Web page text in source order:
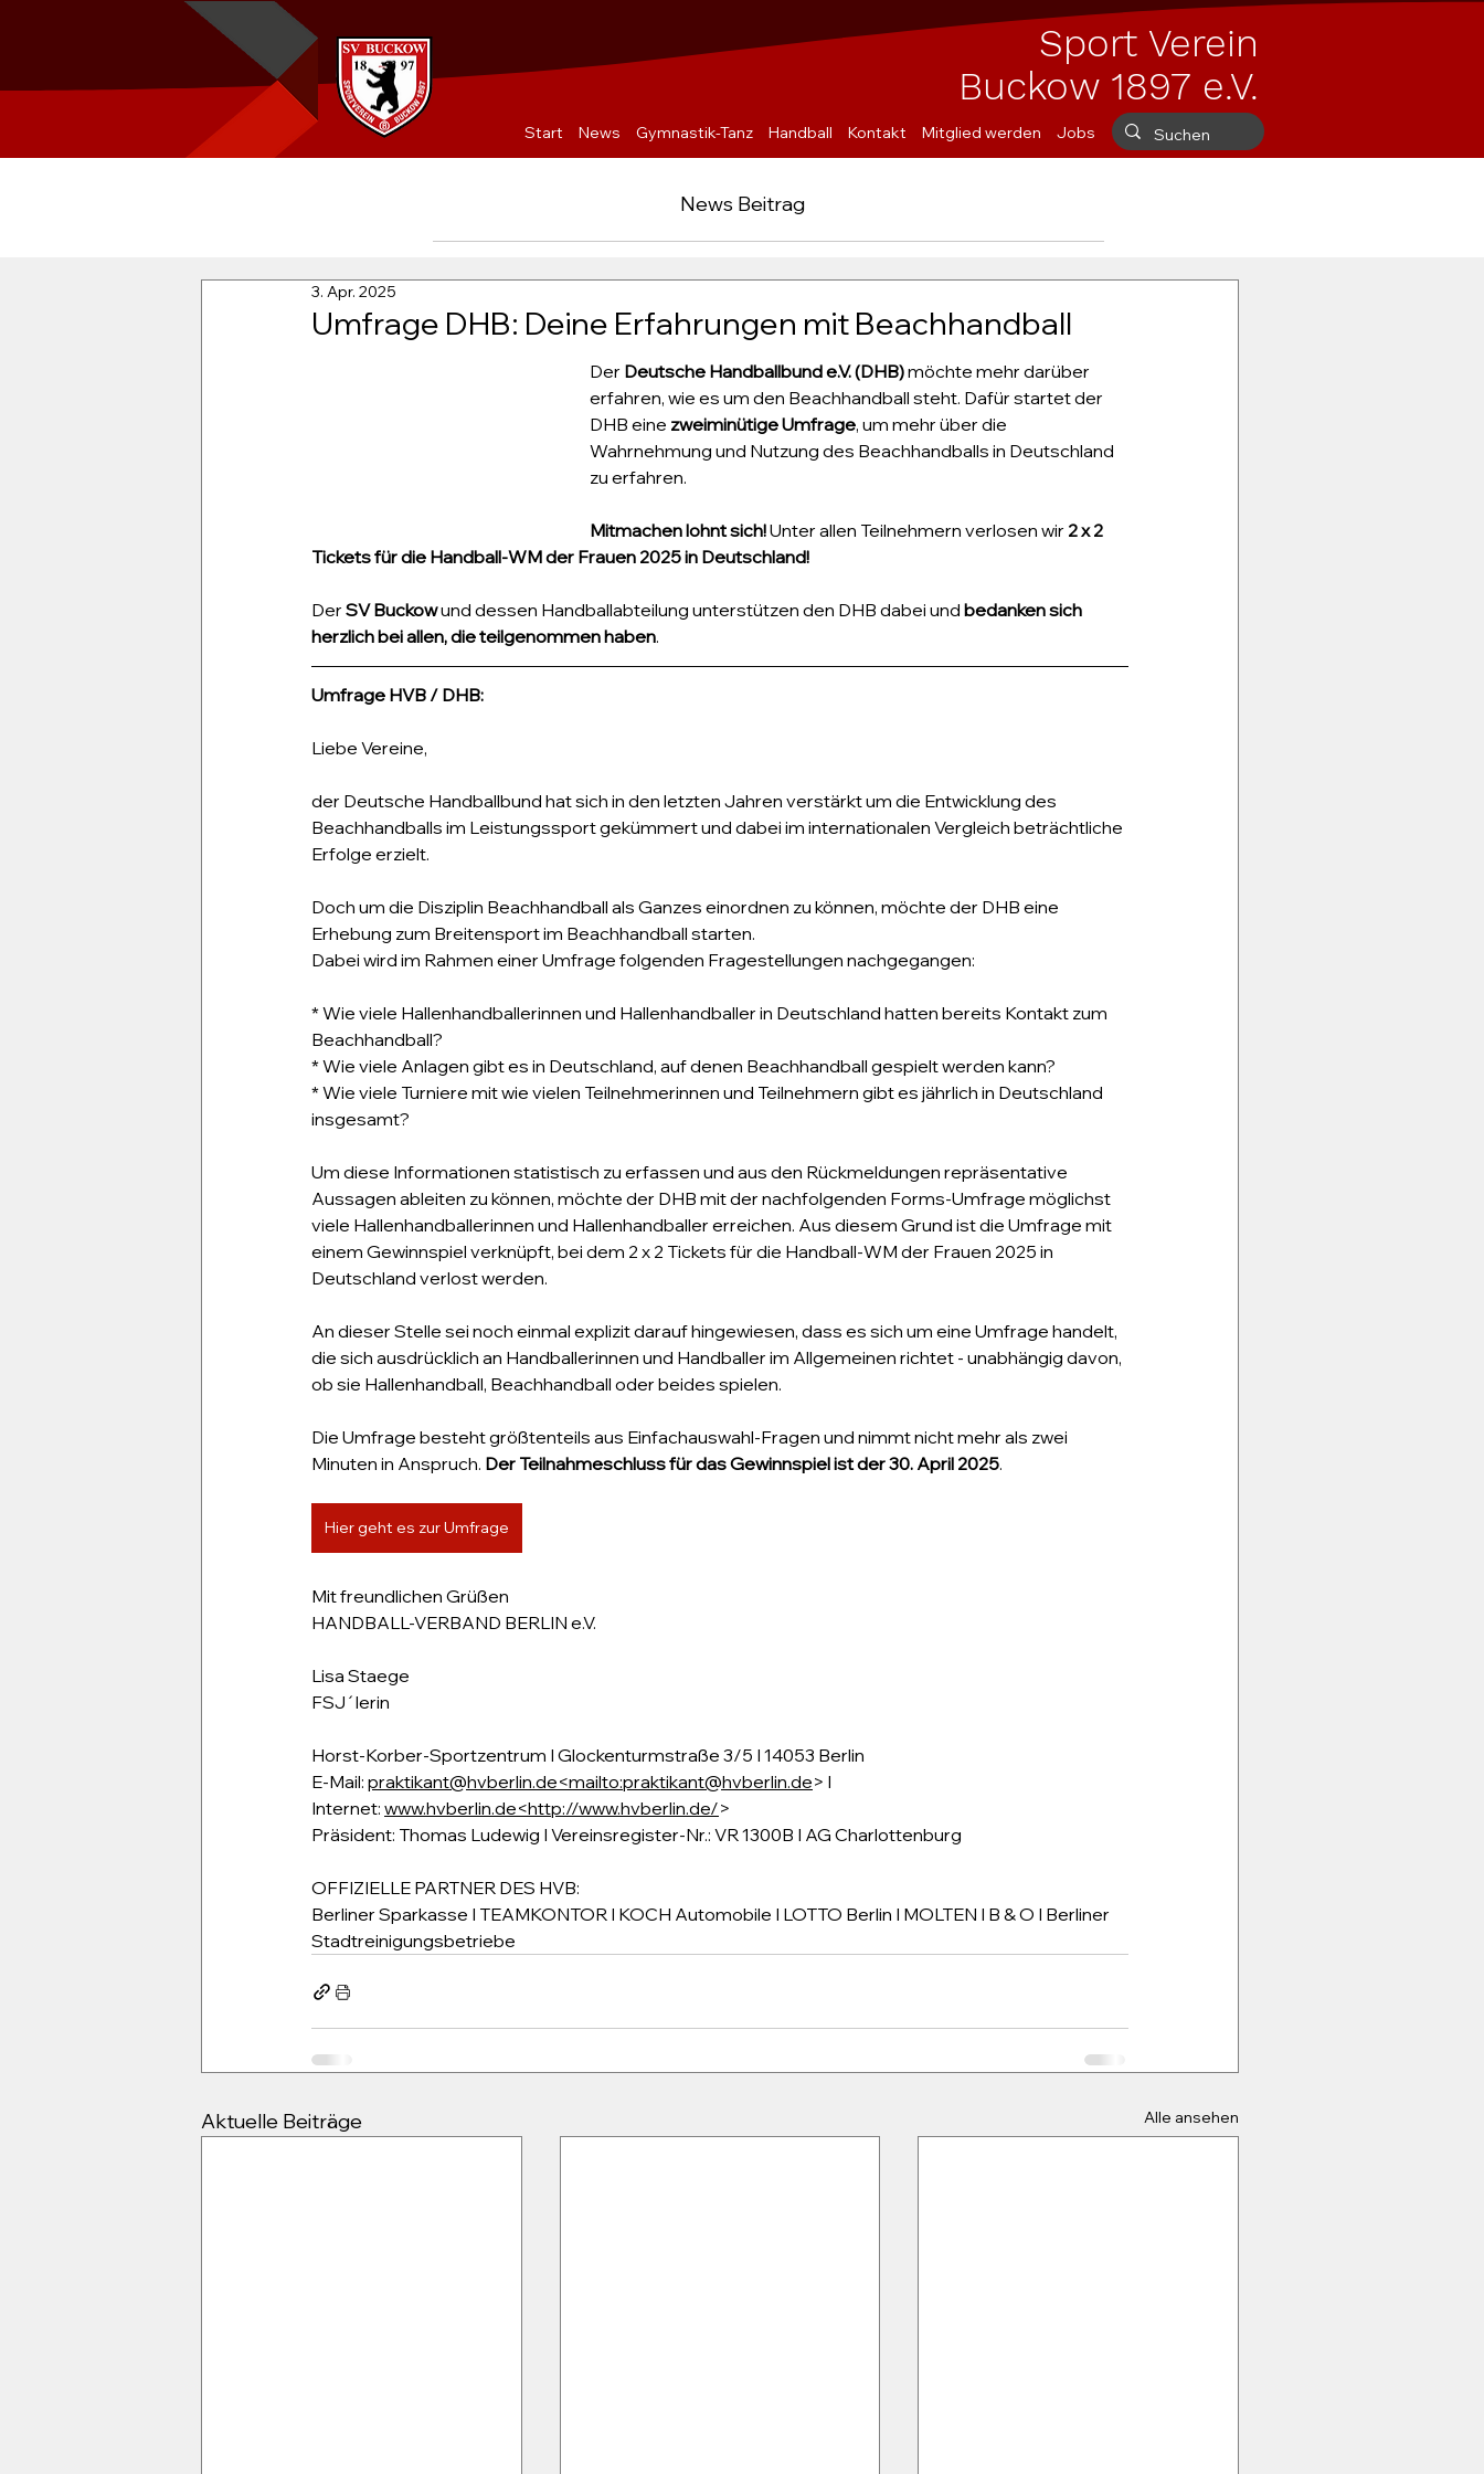
Sport Verein
Buckow 1897 e.V.
Start News Gymnastik-Tanz Handball Kontakt Mitglied werden Jobs
News Beitrag
Umfrage DHB: Deine Erfahrungen mit Beachhandball
3. Apr. 2025
Der Deutsche Handballbund e.V. (DHB) möchte mehr darüber
erfahren, wie es um den Beachhandball steht. Dafür startet der
DHB eine zweiminütige Umfrage, um mehr über die
Wahrnehmung und Nutzung des Beachhandballs in Deutschland
zu erfahren.
Mitmachen lohnt sich! Unter allen Teilnehmern verlosen wir 2 x 2
Tickets für die Handball-WM der Frauen 2025 in Deutschland!
Der SV Buckow und dessen Handballabteilung unterstützen den DHB dabei und bedanken sich
herzlich bei allen, die teilgenommen haben.
Umfrage HVB / DHB:
Liebe Vereine,
der Deutsche Handballbund hat sich in den letzten Jahren verstärkt um die Entwicklung des
Beachhandballs im Leistungssport gekümmert und dabei im internationalen Vergleich beträchtliche
Erfolge erzielt.
Doch um die Disziplin Beachhandball als Ganzes einordnen zu können, möchte der DHB eine
Erhebung zum Breitensport im Beachhandball starten.
Dabei wird im Rahmen einer Umfrage folgenden Fragestellungen nachgegangen:
* Wie viele Hallenhandballerinnen und Hallenhandballer in Deutschland hatten bereits Kontakt zum
Beachhandball?
* Wie viele Anlagen gibt es in Deutschland, auf denen Beachhandball gespielt werden kann?
* Wie viele Turniere mit wie vielen Teilnehmerinnen und Teilnehmern gibt es jährlich in Deutschland
insgesamt?
Um diese Informationen statistisch zu erfassen und aus den Rückmeldungen repräsentative
Aussagen ableiten zu können, möchte der DHB mit der nachfolgenden Forms-Umfrage möglichst
viele Hallenhandballerinnen und Hallenhandballer erreichen. Aus diesem Grund ist die Umfrage mit
einem Gewinnspiel verknüpft, bei dem 2 x 2 Tickets für die Handball-WM der Frauen 2025 in
Deutschland verlost werden.
An dieser Stelle sei noch einmal explizit darauf hingewiesen, dass es sich um eine Umfrage handelt,
die sich ausdrücklich an Handballerinnen und Handballer im Allgemeinen richtet - unabhängig davon,
ob sie Hallenhandball, Beachhandball oder beides spielen.
Die Umfrage besteht größtenteils aus Einfachauswahl-Fragen und nimmt nicht mehr als zwei
Minuten in Anspruch. Der Teilnahmeschluss für das Gewinnspiel ist der 30. April 2025.
Hier geht es zur Umfrage
Mit freundlichen Grüßen
HANDBALL-VERBAND BERLIN e.V.
Lisa Staege
FSJ´lerin
Horst-Korber-Sportzentrum I Glockenturmstraße 3/5 I 14053 Berlin
E-Mail: praktikant@hvberlin.de<mailto:praktikant@hvberlin.de> I
Internet: www.hvberlin.de<http://www.hvberlin.de/>
Präsident: Thomas Ludewig I Vereinsregister-Nr.: VR 1300B I AG Charlottenburg
OFFIZIELLE PARTNER DES HVB:
Berliner Sparkasse I TEAMKONTOR I KOCH Automobile I LOTTO Berlin I MOLTEN I B & O I Berliner
Stadtreinigungsbetriebe
Aktuelle Beiträge Alle ansehen